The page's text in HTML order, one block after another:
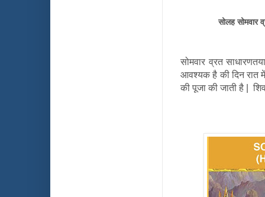
सोलह
सोमवार व्रत
आवश्यक है की दिन रात
की पूजा की जाती है |